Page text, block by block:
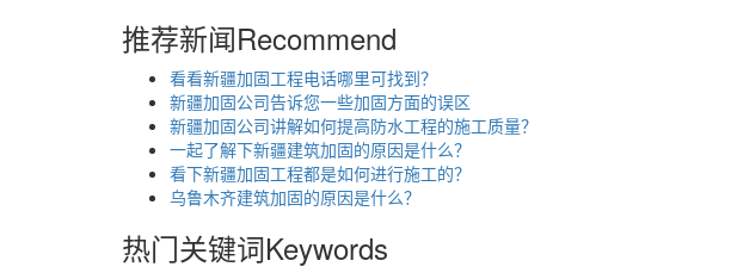
推荐新闻Recommend
看看新疆加固工程电话哪里可找到？
新疆加固公司告诉您一些加固方面的误区
新疆加固公司讲解如何提高防水工程的施工质量？
一起了解下新疆建筑加固的原因是什么？
看下新疆加固工程都是如何进行施工的？
乌鲁木齐建筑加固的原因是什么？
热门关键词Keywords